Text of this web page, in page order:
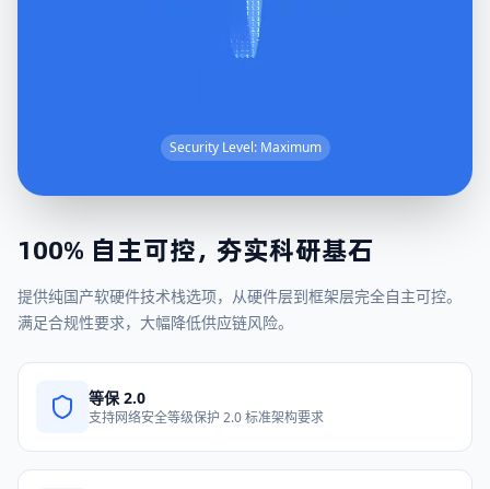
Security Level: Maximum
100% 自主可控，夯实科研基石
提供纯国产软硬件技术栈选项，从硬件层到框架层完全自主可控。
满足合规性要求，大幅降低供应链风险。
等保 2.0
支持网络安全等级保护 2.0 标准架构要求